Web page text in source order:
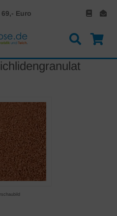
Euro